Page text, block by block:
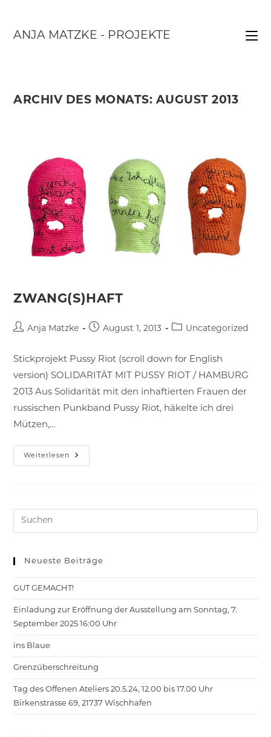
springen
ANJA MATZKE - PROJEKTE
ARCHIV DES MONATS: AUGUST 2013
ZWANG(S)HAFT
Beitrags-
Anja Matzke
Beitrag
August 1, 2013
Beitrags-
Uncategorized
Stickprojekt Pussy Riot (scroll down for English
version) SOLIDARITÄT MIT PUSSY RIOT / HAMBURG
2013 Aus Solidarität mit den inhaftierten Frauen der
russischen Punkband Pussy Riot, häkelte ich drei
Mützen,…
Weiterlesen Zwang(s)haft
Neueste Beiträge
GUT GEMACHT!
Einladung zur Eröffnung der Ausstellung am Sonntag, 7.
September 2025 16:00 Uhr
ins Blaue
Grenzüberschreitung
Tag des Offenen Ateliers 20.5.24, 12.00 bis 17.00 Uhr
Birkenstrasse 69, 21737 Wischhafen